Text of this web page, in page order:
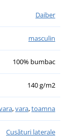
Daiber
masculin
100% bumbac
140 g/m2
,vara,toamna
Cusături laterale